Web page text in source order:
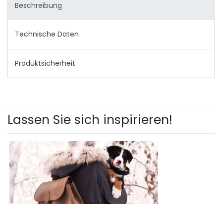
Beschreibung
Technische Daten
Produktsicherheit
Lassen Sie sich inspirieren!